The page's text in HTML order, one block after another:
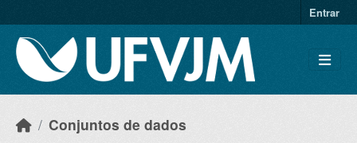
Entrar
Conjuntos de dados